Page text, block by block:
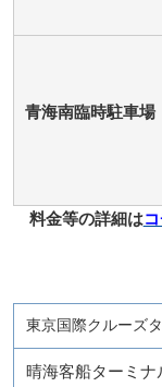
青海南臨時駐車場
料金等の詳細は
東京国際クルーズ
晴海客船ターミナ